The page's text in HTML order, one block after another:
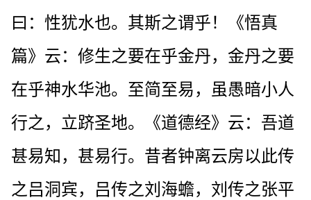
曰：性犹水也。其斯之谓乎！《悟真
篇》云：修生之要在乎金丹，金丹之要
在乎神水华池。至简至易，虽愚暗小人
行之，立跻圣地。《道德经》云：吾道
甚易知，甚易行。昔者钟离云房以此传
之吕洞宾，吕传之刘海蟾，刘传之张平